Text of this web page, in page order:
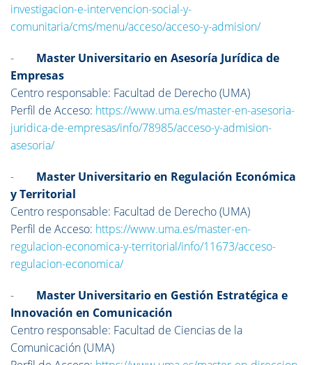
investigacion-e-intervencion-social-y-
comunitaria/cms/menu/acceso/acceso-y-admision/
- Master Universitario en Asesoría Jurídica de
Empresas
Centro responsable: Facultad de Derecho (UMA)
Perfil de Acceso: https://www.uma.es/master-en-asesoria-
juridica-de-empresas/info/78985/acceso-y-admision-
asesoria/
- Master Universitario en Regulación Económica
y Territorial
Centro responsable: Facultad de Derecho (UMA)
Perfil de Acceso: https://www.uma.es/master-en-
regulacion-economica-y-territorial/info/11673/acceso-
regulacion-economica/
- Master Universitario en Gestión Estratégica e
Innovación en Comunicación
Centro responsable: Facultad de Ciencias de la
Comunicación (UMA)